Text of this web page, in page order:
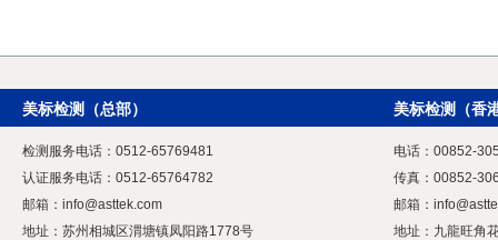
美标检测（总部）
检测服务电话：0512-65769481
认证服务电话：0512-65764782
邮箱： info@asttek.com
地址：苏州相城区渭塘镇凤阳路1778号
美标检测（香
电话：00852-
传真：00852-
邮箱：
地址：九龍旺角